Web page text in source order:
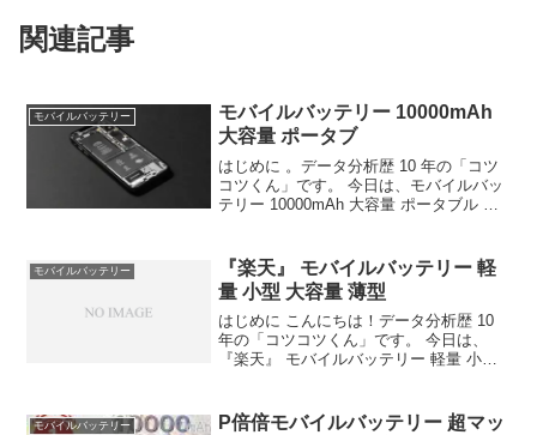
関連記事
モバイルバッテリー
モバイルバッテリー 10000mAh
大容量 ポータブ
はじめに 。データ分析歴 10 年の「コツ
コツくん」です。 今日は、モバイルバッ
テリー 10000mAh 大容量 ポータブル 急
容量 ポータブル 急…が気...
モバイルバッテリー
『楽天』 モバイルバッテリー 軽
量 小型 大容量 薄型
はじめに こんにちは！データ分析歴 10
年の「コツコツくん」です。 今日は、
『楽天』 モバイルバッテリー 軽量 小型
リー 軽量 小型 大容量 薄型 ...
モバイルバッテリー
P倍倍モバイルバッテリー 超マッ